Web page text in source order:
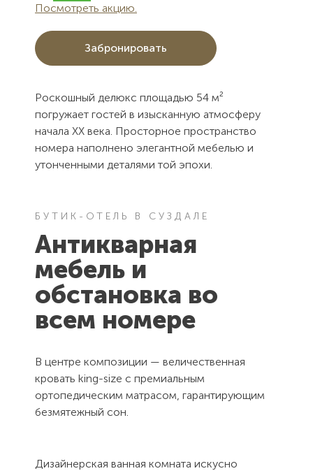
Посмотреть акцию.
Забронировать
Роскошный делюкс площадью 54 м²
погружает гостей в изысканную атмосферу
начала XX века. Просторное пространство
номера наполнено элегантной мебелью и
утонченными деталями той эпохи.
БУТИК-ОТЕЛЬ В СУЗДАЛЕ
Антикварная
мебель и
обстановка во
всем номере
В центре композиции — величественная
кровать king-size с премиальным
ортопедическим матрасом, гарантирующим
безмятежный сон.
Дизайнерская ванная комната искусно